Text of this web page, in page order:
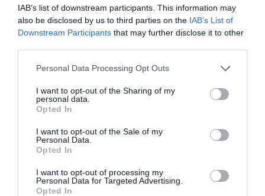
IAB’s list of downstream participants. This information may
also be disclosed by us to third parties on the IAB’s List of
Downstream Participants that may further disclose it to other
Please note that this website/app uses one or more Google
not limited to your visit or usage behaviour. You may click to
grant or deny consent to Google and its third-party tags to
use your data for below specified purposes in below Google
consent section.
Personal Data Processing Opt Outs
I want to opt-out of the Sharing of my
personal data.
Opted In
I want to opt-out of the Sale of my
Personal Data.
Opted In
I want to opt-out of processing my
Personal Data for Targeted Advertising.
Opted In
«Γαλανόλευκη» νίκη με δύο
«τριφύλλια»
Η Εθνική Ελλάδας U19 κατάφερε και νίκησε τη Ρουμανία
με 1-0 έχοντας στη σύνθεση της , τις Καλοκαιρινού και
Νάνου του Παναθηναϊκού.